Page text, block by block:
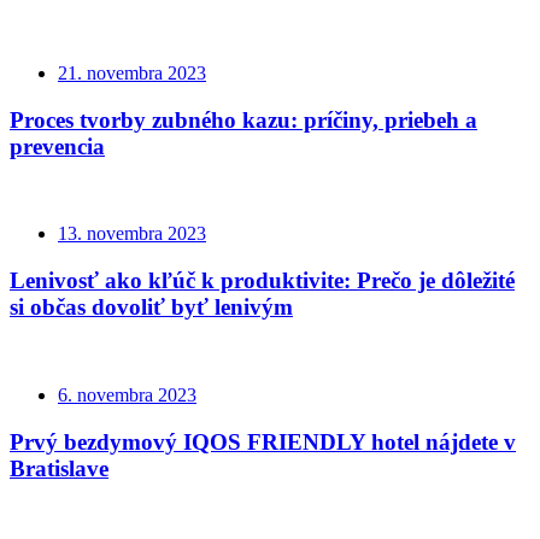
21. novembra 2023
Proces tvorby zubného kazu: príčiny, priebeh a
prevencia
13. novembra 2023
Lenivosť ako kľúč k produktivite: Prečo je dôležité
si občas dovoliť byť lenivým
6. novembra 2023
Prvý bezdymový IQOS FRIENDLY hotel nájdete v
Bratislave